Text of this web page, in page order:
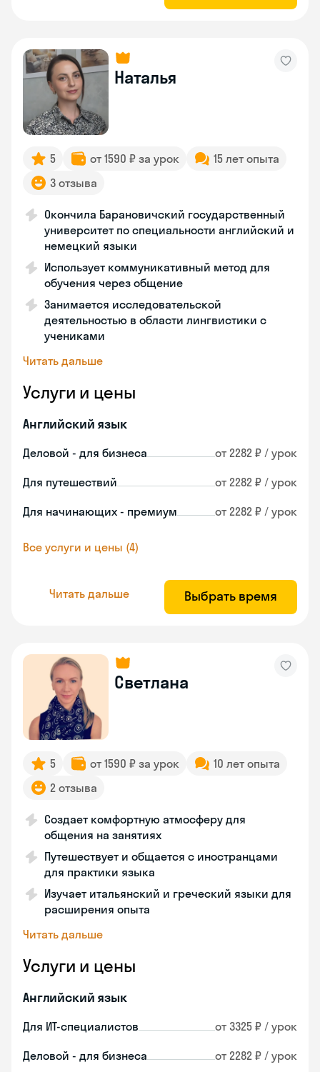
Наталья
5 от 1590 ₽ за урок
15 лет опыта
3 отзыва
Окончила Барановичский государственный
университет по специальности английский и
немецкий языки
Использует коммуникативный метод для
обучения через общение
Занимается исследовательской
деятельностью в области лингвистики с
учениками
Читать дальше
Услуги и цены
Английский язык
Деловой - для бизнеса от 2282 ₽ / урок
Для путешествий от 2282 ₽ / урок
Для начинающих - премиум от 2282 ₽ / урок
Все услуги и цены (4)
Читать дальше Выбрать время
Светлана
5 от 1590 ₽ за урок
10 лет опыта
2 отзыва
Создает комфортную атмосферу для
общения на занятиях
Путешествует и общается с иностранцами
для практики языка
Изучает итальянский и греческий языки для
расширения опыта
Читать дальше
Услуги и цены
Английский язык
Для ИТ-специалистов от 3325 ₽ / урок
Деловой - для бизнеса от 2282 ₽ / урок